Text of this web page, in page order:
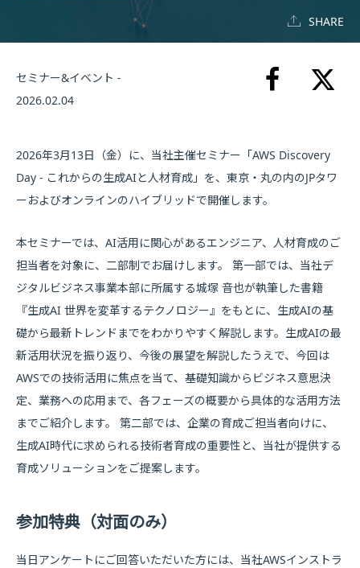
SHARE
セミナー&イベント -
2026.02.04
2026年3月13日（金）に、当社主催セミナー「AWS Discovery
Day - これからの生成AIと人材育成」を、東京・丸の内のJPタワ
ーおよびオンラインのハイブリッドで開催します。
本セミナーでは、AI活用に関心があるエンジニア、人材育成のご
担当者を対象に、二部制でお届けします。 第一部では、当社デ
ジタルビジネス事業本部に所属する城塚 音也が執筆した書籍
『生成AI 世界を変革するテクノロジー』をもとに、生成AIの基
礎から最新トレンドまでをわかりやすく解説します。生成AIの最
新活用状況を振り返り、今後の展望を解説したうえで、今回は
AWSでの技術活用に焦点を当て、基礎知識からビジネス意思決
定、業務への応用まで、各フェーズの概要から具体的な活用方法
までご紹介します。 第二部では、企業の育成ご担当者向けに、
生成AI時代に求められる技術者育成の重要性と、当社が提供する
育成ソリューションをご提案します。
参加特典（対面のみ）
当日アンケートにご回答いただいた方には、当社AWSインストラ